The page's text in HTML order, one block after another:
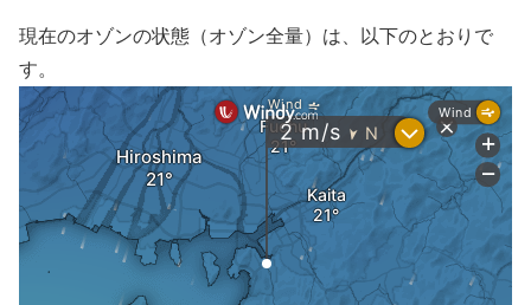
現在のオゾンの状態（オゾン全量）は、以下のとおりで
す。